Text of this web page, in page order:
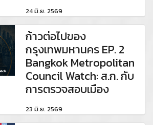
24 มิ.ย. 2569
ก้าวต่อไปของ
กรุงเทพมหานคร EP. 2
Bangkok Metropolitan
Council Watch: ส.ก. กับ
การตรวจสอบเมือง
23 มิ.ย. 2569